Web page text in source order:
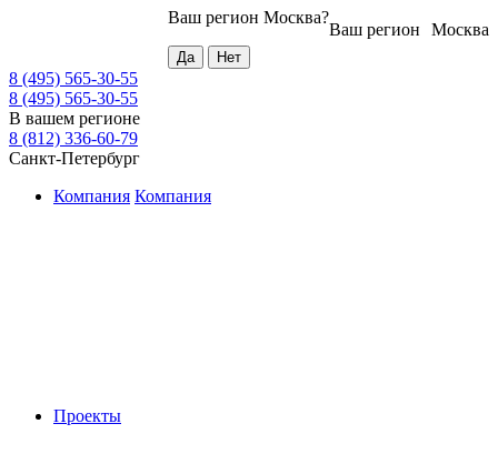
Москва
Ваш регион
Ваш регион Москва?
8 (495) 565-30-55
8 (495) 565-30-55
В вашем регионе
8 (812) 336-60-79
Санкт-Петербург
Компания Компания
Проекты